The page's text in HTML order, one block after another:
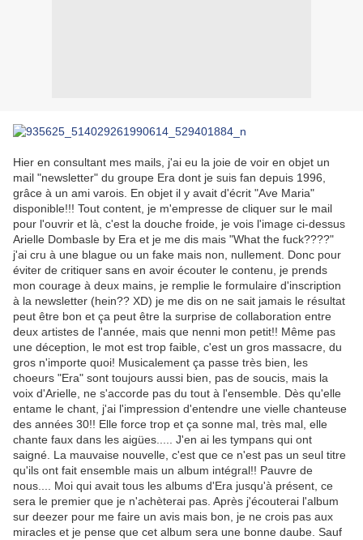
Hier en consultant mes mails, j'ai eu la joie de voir en objet un
mail "newsletter" du groupe Era dont je suis fan depuis 1996,
grâce à un ami varois. En objet il y avait d'écrit "Ave Maria"
disponible!!! Tout content, je m'empresse de cliquer sur le mail
pour l'ouvrir et là, c'est la douche froide, je vois l'image ci-dessus
Arielle Dombasle by Era et je me dis mais "What the fuck????"
j'ai cru à une blague ou un fake mais non, nullement. Donc pour
éviter de critiquer sans en avoir écouter le contenu, je prends
mon courage à deux mains, je remplie le formulaire d'inscription
à la newsletter (hein?? XD) je me dis on ne sait jamais le résultat
peut être bon et ça peut être la surprise de collaboration entre
deux artistes de l'année, mais que nenni mon petit!! Même pas
une déception, le mot est trop faible, c'est un gros massacre, du
gros n'importe quoi! Musicalement ça passe très bien, les
choeurs "Era" sont toujours aussi bien, pas de soucis, mais la
voix d'Arielle, ne s'accorde pas du tout à l'ensemble. Dès qu'elle
entame le chant, j'ai l'impression d'entendre une vielle chanteuse
des années 30!! Elle force trop et ça sonne mal, très mal, elle
chante faux dans les aigües..... J'en ai les tympans qui ont
saigné. La mauvaise nouvelle, c'est que ce n'est pas un seul titre
qu'ils ont fait ensemble mais un album intégral!! Pauvre de
nous.... Moi qui avait tous les albums d'Era jusqu'à présent, ce
sera le premier que je n'achèterai pas. Après j'écouterai l'album
sur deezer pour me faire un avis mais bon, je ne crois pas aux
miracles et je pense que cet album sera une bonne daube. Sauf